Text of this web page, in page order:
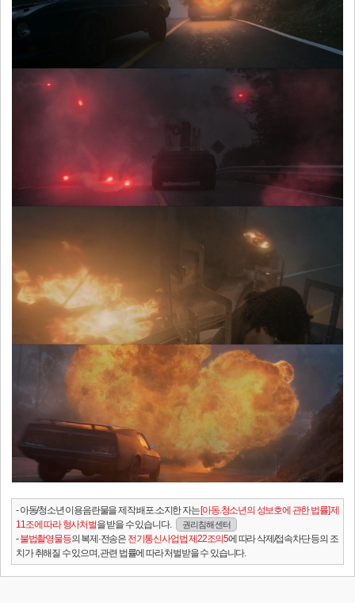
- 아동/청소년 이용음란물을 제작.배포.소지한 자는[아동.청소년의 성보호에 관한 법률] 제
11조에 따라 형사처벌을 받을 수 있습니다. 권리침해 센터
-불법촬영물등의 복제·전송은 전기통신사업법 제22조의5에 따라 삭제/접속차단 등의 조
치가 취해질 수 있으며, 관련 법률에 따라 처벌받을 수 있습니다.